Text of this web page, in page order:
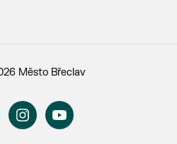
Město Břeclav